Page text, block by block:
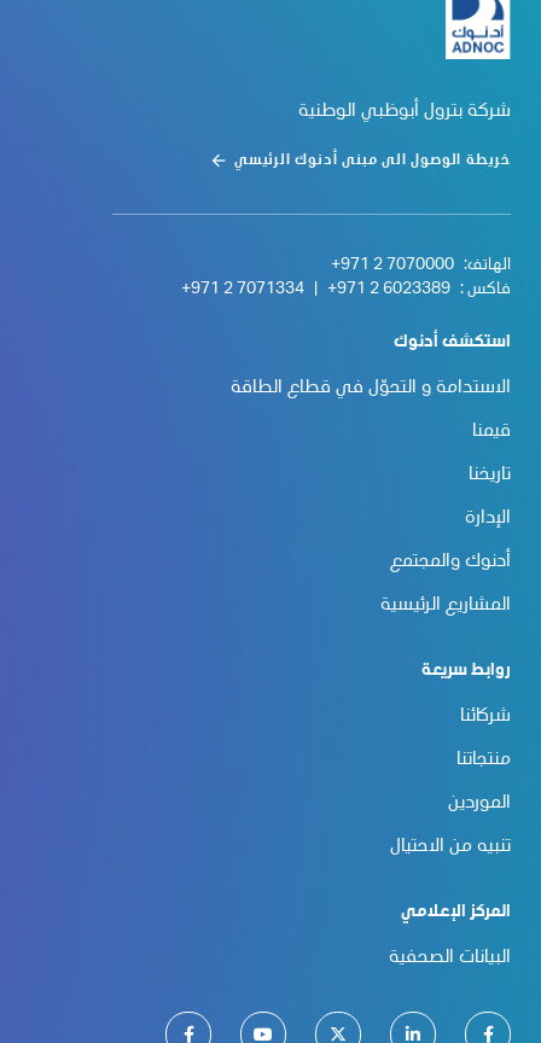
شركة بترول أبوظبي الوطنية
خريطة الوصول الى مبنى أدنوك الرئيسي
الهاتف: +971 2 7070000
فاكس : +971 2 6023389
+971 2 7071334
استكشف أدنوك
الاستدامة و التحوّل في قطاع الطاقة
قيمنا
تاريخنا
الإدارة
أدنوك والمجتمع
المشاريع الرئيسية
روابط سريعة
شركائنا
منتجاتنا
الموردين
تنبيه من الاحتيال
المركز الإعلامي
البيانات الصحفية